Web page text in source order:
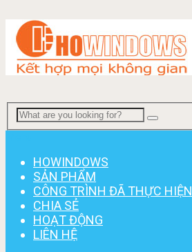
HOWINDOWS
SẢN PHẨM
CÔNG TRÌNH ĐÃ THỰC HIỆN
CHIA SẺ
HOẠT ĐỘNG
LIÊN HỆ